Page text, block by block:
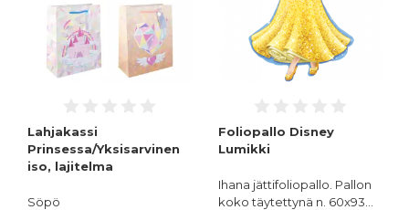
Lahjakassi
Prinsessa/Yksisarvinen
iso, lajitelma
Söpö
Foliopallo Disney
Lumikki
Ihana jättifoliopallo. Pallon
koko täytettynä n. 60x93…